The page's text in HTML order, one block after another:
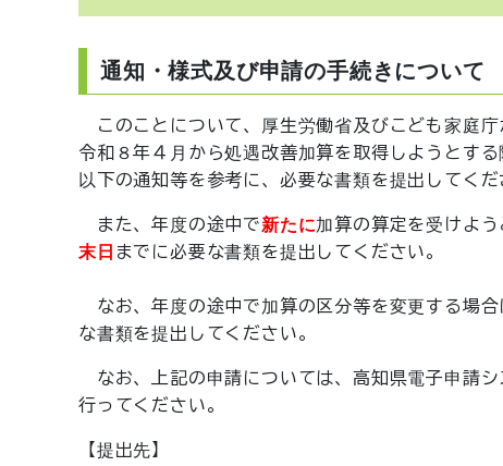
通知・様式及び申請の手続きについて
このことについて、厚生労働省及びこども家庭庁
令和８年４月から処遇改善加算を取得しようとする
以下の通知等を参考に、必要な書類を提出してくだ
また、年度の途中で新たに加算の算定を受けよ
末日 までに必要な書類を提出してください。
なお、年度の途中で加算の区分等を変更する場
な書類を提出してください。
なお、上記の申請については、高知県電子申請シ
行ってください。
【提出先】